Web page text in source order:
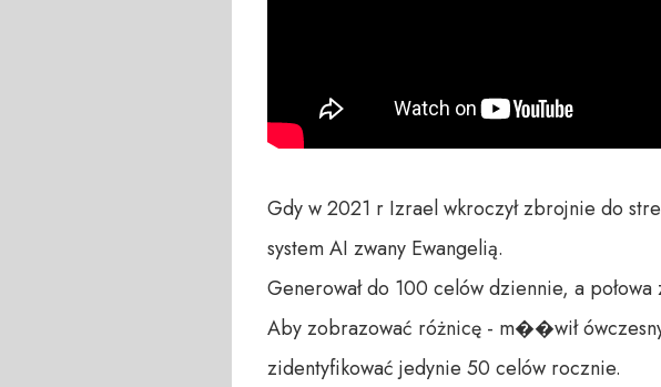
Gdy w 2021 r Izrael wkroczył zbrojnie do
system AI zwany Ewangelią.
Generował do 100 celów dziennie, a połowa
Aby zobrazować różnicę - m��wił
zidentyfikować jedynie 50 celów rocznie.